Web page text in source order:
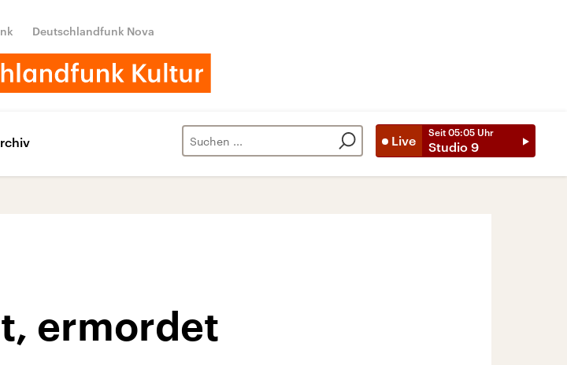
Deutschlandfunk Nova
Live
Seit 05:05 Uhr
Studio 9
ermordet